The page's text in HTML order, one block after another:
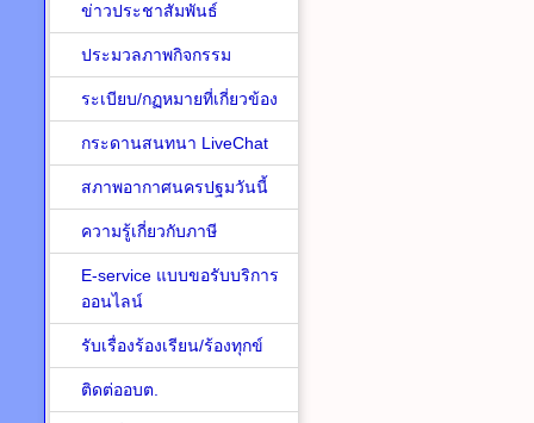
ข่าวประชาสัมพันธ์
ประมวลภาพกิจกรรม
ระเบียบ/กฏหมายที่เกี่ยวข้อง
กระดานสนทนา LiveChat
สภาพอากาศนครปฐมวันนี้
ความรู้เกี่ยวกับภาษี
E-service แบบขอรับบริการ
ออนไลน์
รับเรื่องร้องเรียน/ร้องทุกข์
ติดต่ออบต.